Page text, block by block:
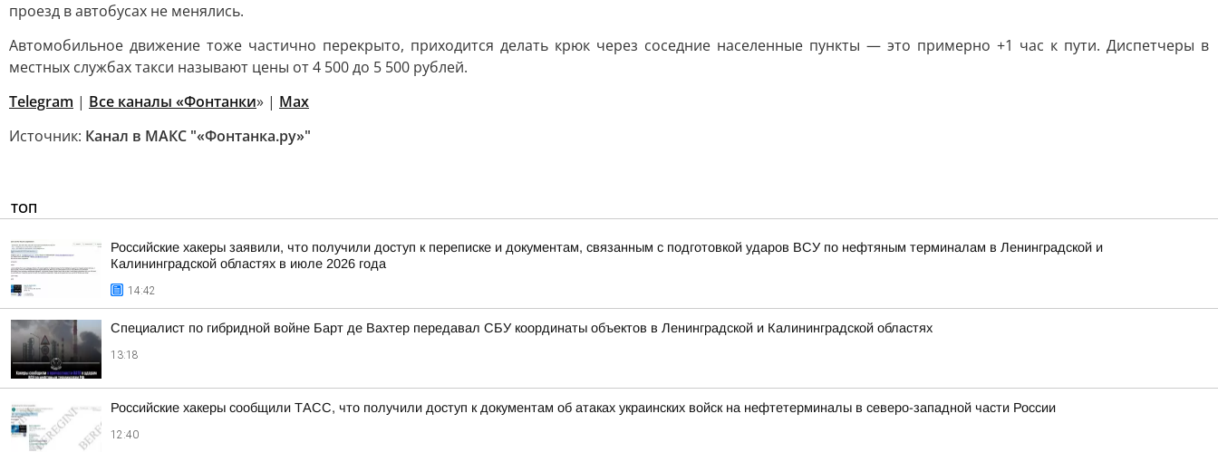
проезд в автобусах не менялись.
Автомобильное движение тоже частично перекрыто, приходится делать крюк через соседние населенные пункты — это примерно +1 час к пути. Диспетчеры в
местных службах такси называют цены от 4 500 до 5 500 рублей.
Telegram | Все каналы «Фонтанки» | Max
Источник: Канал в МАКС "«Фонтанка.ру»"
ТОП
Российские хакеры заявили, что получили доступ к переписке и документам, связанным с подготовкой ударов ВСУ по нефтяным терминалам в Ленинградской и
Калининградской областях в июле 2026 года
14:42
Специалист по гибридной войне Барт де Вахтер передавал СБУ координаты объектов в Ленинградской и Калининградской областях
13:18
Российские хакеры сообщили ТАСС, что получили доступ к документам об атаках украинских войск на нефтетерминалы в северо-западной части России
12:40